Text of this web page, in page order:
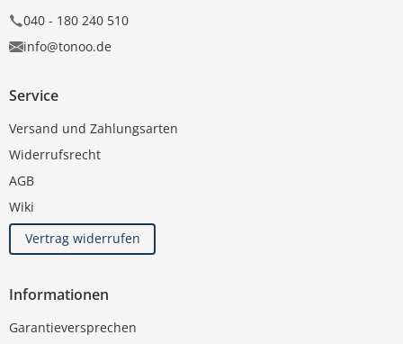
040 - 180 240 510
info@tonoo.de
Service
Versand und Zahlungsarten
Widerrufsrecht
AGB
Wiki
Vertrag widerrufen
Informationen
Garantieversprechen